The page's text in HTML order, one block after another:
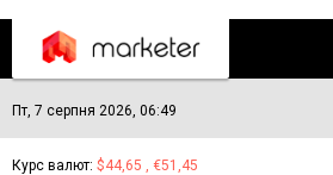
Пт, 7 серпня 2026, 06:49
Курс валют: $44,65 , €51,45